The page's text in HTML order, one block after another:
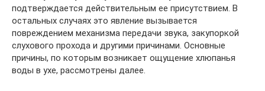
подтверждается действительным ее присутствием. В
остальных случаях это явление вызывается
повреждением механизма передачи звука, закупоркой
слухового прохода и другими причинами. Основные
причины, по которым возникает ощущение хлюпанья
воды в ухе, рассмотрены далее.